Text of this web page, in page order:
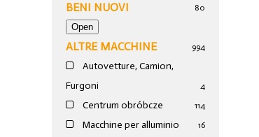
BENI NUOVI 80
ALTRE MACCHINE 994
Autovetture, Camion,
Furgoni
4
Centrum obróbcze 114
Macchine per alluminio 16